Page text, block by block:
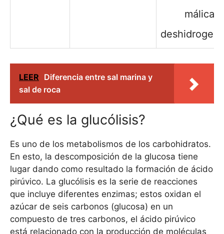
málica
LEER Diferencia entre sal marina y
sal de roca
¿Qué es la glucólisis?
Es uno de los metabolismos de los carbohidratos.
En esto, la descomposición de la glucosa tiene
lugar dando como resultado la formación de ácido
pirúvico. La glucólisis es la serie de reacciones
que incluye diferentes enzimas; estos oxidan el
azúcar de seis carbonos (glucosa) en un
compuesto de tres carbonos, el ácido pirúvico
está relacionado con la producción de moléculas